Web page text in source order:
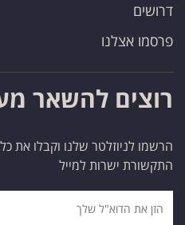
דרושים
פרסמו אצלנו
רוצים להשאר
הרשמו לניוזלטר שלנו וקבלו את
התקשורת ישרות למייל